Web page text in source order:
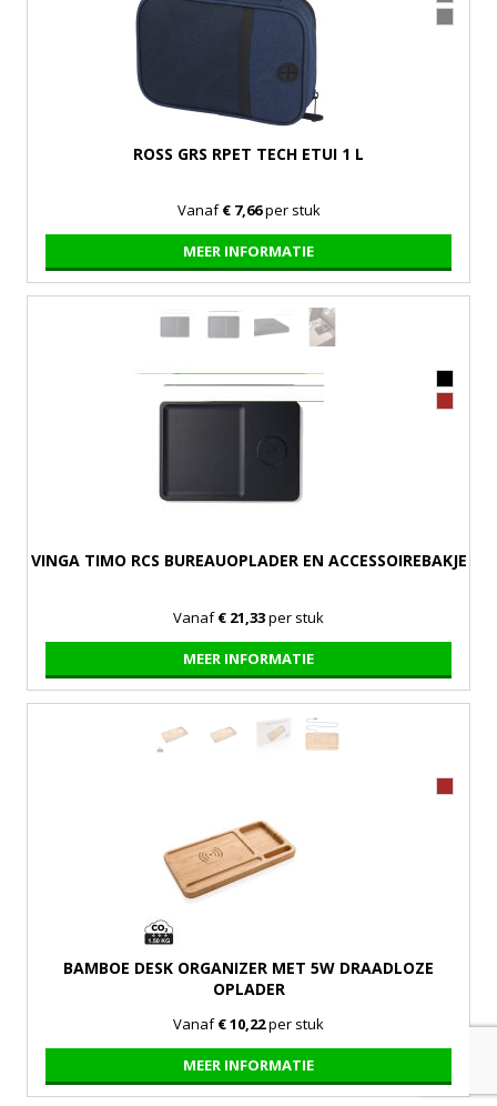
ROSS GRS RPET TECH ETUI 1 L
Vanaf€ 7,66per stuk
MEER INFORMATIE
VINGA TIMO RCS BUREAUOPLADER EN ACCESSOIREBAKJE
Vanaf€ 21,33per stuk
MEER INFORMATIE
BAMBOE DESK ORGANIZER MET 5W DRAADLOZE
OPLADER
Vanaf€ 10,22per stuk
MEER INFORMATIE